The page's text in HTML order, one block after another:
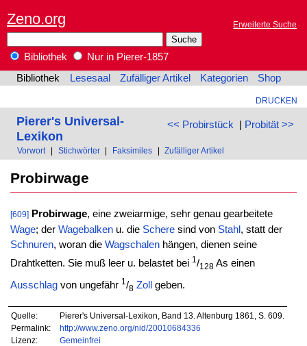
Zeno.org Erweiterte Suche
Bibliothek
Nur in Pierer-1857
Bibliothek
Lesesaal Zufälliger Artikel Kategorien Shop
DRUCKEN
<< Probirstück | Probität >>
Pierer's Universal-
Lexikon
Vorwort Stichwörter Faksimiles Zufälliger Artikel
Probirwage
[609] Probirwage, eine zweiarmige, sehr genau gearbeitete
Wage; der Wagebalkenu. die Scheresind von Stahl , statt der
Schnuren, woran die Wagschalenhängen, dienen seine
Drahtketten. Sie muß leer u. belastet bei 1/128 As einen
Ausschlagvon ungefähr 1/8 Zoll geben.
Quelle:
Pierer's Universal-Lexikon, Band 13. Altenburg 1861, S. 609.
Permalink:
http://www.zeno.org/nid/20010684336
Lizenz:
Gemeinfrei